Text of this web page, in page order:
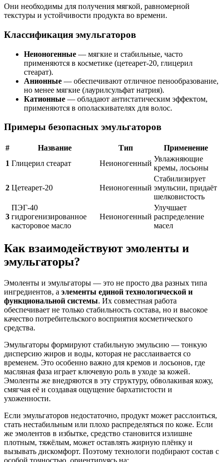
Они необходимы для получения мягкой, равномерной
текстуры и устойчивости продукта во времени.
Классификация эмульгаторов
Неионогенные — мягкие и стабильные, часто
применяются в косметике (цетеарет-20, глицерил
стеарат).
Анионные — обеспечивают отличное пенообразование,
но менее мягкие (лаурилсульфат натрия).
Катионные — обладают антистатическим эффектом,
применяются в ополаскивателях для волос.
Примеры безопасных эмульгаторов
# Название Тип
Применение
1 Глицерил стеарат Неионогенный
Увлажняющие
кремы, лосьоны
2 Цетеарет-20 Неионогенный
Стабилизирует
эмульсии, придаёт
шелковистость
3
ПЭГ-40
гидрогенизированное
касторовое масло
Неионогенный
Улучшает
распределение
масел
Как взаимодействуют эмоленты и
эмульгаторы?
Эмоленты и эмульгаторы — это не просто два разных типа
ингредиентов, а элементы единой технологической и
функциональной системы. Их совместная работа
обеспечивает не только стабильность состава, но и высокое
качество потребительского восприятия косметического
средства.
Эмульгаторы формируют стабильную эмульсию — тонкую
дисперсию жиров и воды, которая не расслаивается со
временем. Это особенно важно для кремов и лосьонов, где
масляная фаза играет ключевую роль в уходе за кожей.
Эмоленты же внедряются в эту структуру, обволакивая кожу,
смягчая её и создавая ощущение бархатистости и
ухоженности.
Если эмульгаторов недостаточно, продукт может расслоиться,
стать нестабильным или плохо распределяться по коже. Если
же эмолентов в избытке, средство становится излишне
плотным, тяжёлым, может оставлять жирную плёнку и
вызывать дискомфорт. Поэтому технологи подбирают состав с
особой точностью, ориентируясь на: